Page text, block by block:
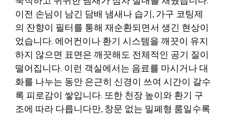
이전 손님이 남긴 담배 냄새나 습기, 가구 코팅제
의 잔향이 필터를 통해 재순환되면서 생긴 현상이
었습니다. 에어컨이나 환기 시스템을 깨끗이 유지
하지 않으면 표면은 깨끗해도 전체적인 공기 질이
떨어집니다. 이런 객실에서는 음료를 마시거나 대
화를 나누는 동안 은근히 신경이 쓰여 시간이 갈수
록 피로감이 쌓입니다. 또한 천장 높이와 환기 구
조에 따라 다릅니다만, 창문 없는 밀폐형 룸일수록